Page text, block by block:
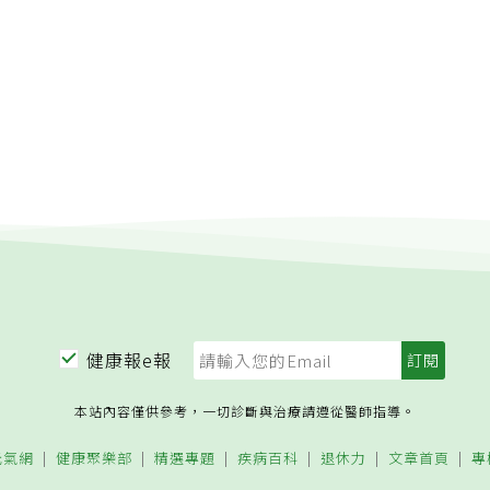
健康報e報
本站內容僅供參考，一切診斷與治療請遵從醫師指導。
網 健康聚樂部 精選專題 疾病百科 退休力 文章首頁